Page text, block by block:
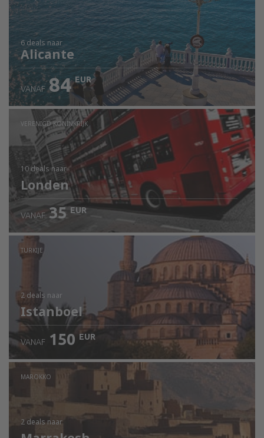
6 deals naar
Alicante
VANAF 84 EUR
VERENIGD KONINKRIJK
10 dealsnaar
Londen
VANAF 35 EUR
TURKIJE
2 deals naar
Istanboel
VANAF 150 EUR
MAROKKO
2 dealsnaar